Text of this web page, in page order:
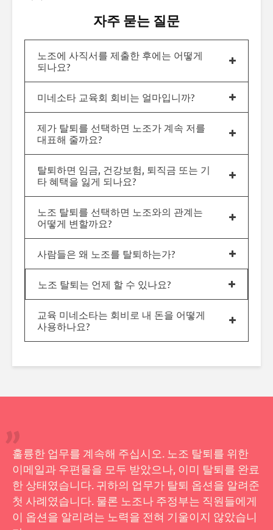
자주 묻는 질문
노조에 사직서를 제출한 후에는 어떻게
되나요?
미네소타 교육회 회비는 얼마입니까?
제가 탈퇴를 선택하면 노조가 계속 저를
대표해 줄까요?
탈퇴하면 임금, 건강보험, 퇴직금 또는 기
타 혜택을 잃게 되나요?
노조 탈퇴를 선택하면 노조와의 관계는
어떻게 변할까요?
사람들은 왜 노조를 탈퇴하는가?
노조 탈퇴는 언제 할 수 있나요?
교육 미네소타는 회비로 내 돈을 어떻게
사용하나요?
훌륭한 업무를 계속해 주십시오. 노조 탈퇴를 위한
이메일과 우편물을 모두 받았으나, 이미 탈퇴를 완료
한 상태였습니다. 귀하의 업무가 탈퇴 옵션을 알려준
첫 사례였습니다. 물론 노조나 주정부는 직원들에게
이 옵션을 알리려는 노력을 전혀 기울이지 않았습니